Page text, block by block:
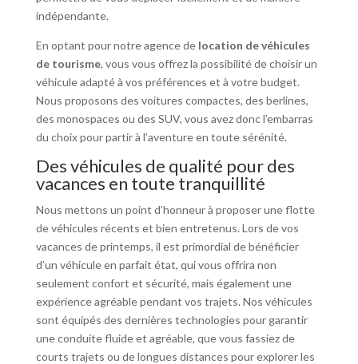
indépendante.
En optant pour notre agence de location de véhicules
de tourisme, vous vous offrez la possibilité de choisir un
véhicule adapté à vos préférences et à votre budget.
Nous proposons des voitures compactes, des berlines,
des monospaces ou des SUV, vous avez donc l’embarras
du choix pour partir à l’aventure en toute sérénité.
Des véhicules de qualité pour des
vacances en toute tranquillité
Nous mettons un point d’honneur à proposer une flotte
de véhicules récents et bien entretenus. Lors de vos
vacances de printemps, il est primordial de bénéficier
d’un véhicule en parfait état, qui vous offrira non
seulement confort et sécurité, mais également une
expérience agréable pendant vos trajets. Nos véhicules
sont équipés des dernières technologies pour garantir
une conduite fluide et agréable, que vous fassiez de
courts trajets ou de longues distances pour explorer les